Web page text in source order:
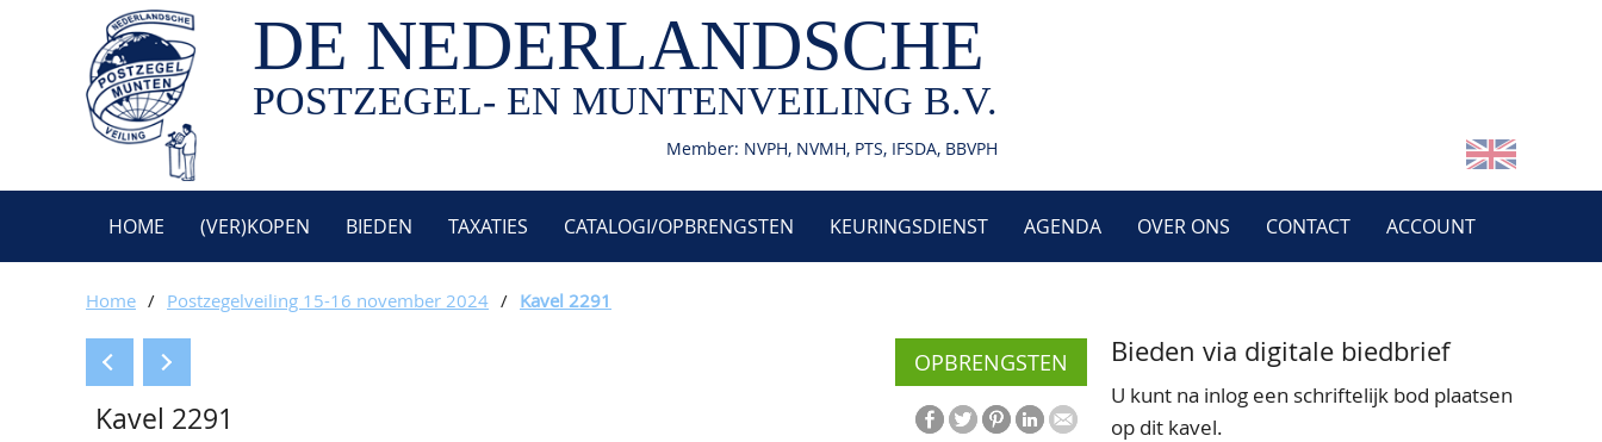
DE NEDERLANDSCHE
POSTZEGEL- EN MUNTENVEILING B.V.
Member: NVPH, NVMH, PTS, IFSDA, BBVPH
HOME (VER)KOPEN BIEDEN TAXATIES CATALOGI/OPBRENGSTEN KEURINGSDIENST AGENDA OVER ONS CONTACT ACCOUNT
Home / Postzegelveiling 15-16 november 2024 / Kavel 2291
OPBRENGSTEN
Kavel 2291
Bieden via digitale biedbrief
U kunt na inlog een schriftelijk bod plaatsen
op dit kavel.